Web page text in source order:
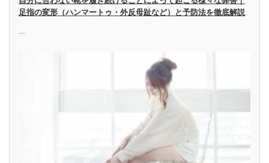
足指の変形（ハンマートゥ・外反母趾など）と予防法を徹底解説